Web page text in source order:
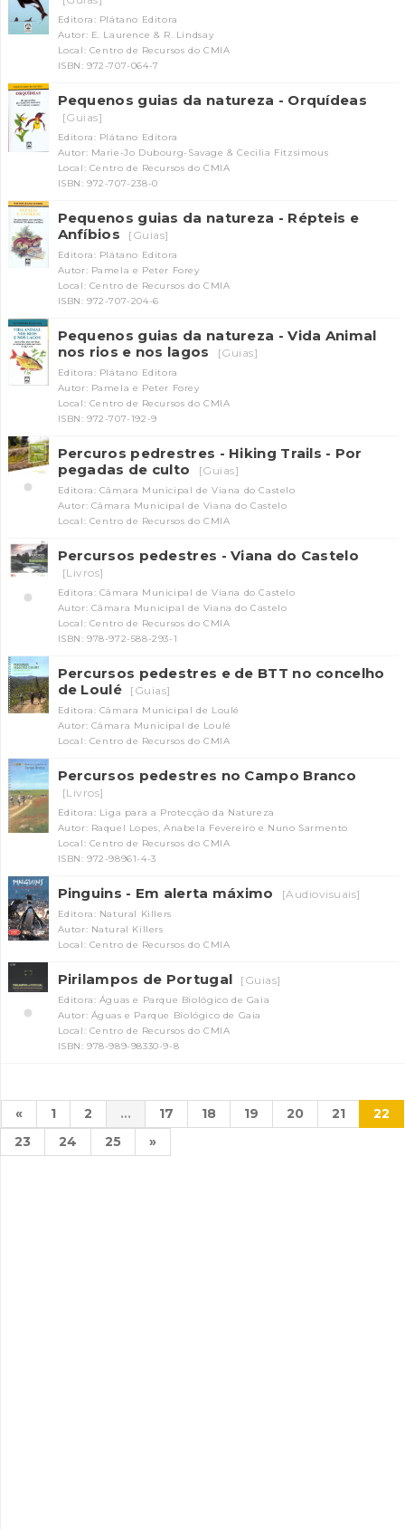
Editora: Plátano Editora
Autor: E. Laurence & R. Lindsay
Local: Centro de Recursos do CMIA
ISBN: 972-707-064-7
Pequenos guias da natureza - Orquídeas
[Guias]
Editora: Plátano Editora
Autor: Marie-Jo Dubourg-Savage & Cecilia Fitzsimous
Local: Centro de Recursos do CMIA
ISBN: 972-707-238-0
Pequenos guias da natureza - Répteis e
Anfíbios
[Guias]
Editora: Plátano Editora
Autor: Pamela e Peter Forey
Local: Centro de Recursos do CMIA
ISBN: 972-707-204-6
Pequenos guias da natureza - Vida Animal
nos rios e nos lagos
[Guias]
Editora: Plátano Editora
Autor: Pamela e Peter Forey
Local: Centro de Recursos do CMIA
ISBN: 972-707-192-9
Percuros pedrestres - Hiking Trails - Por
pegadas de culto
[Guias]
Editora: Câmara Municipal de Viana do Castelo
Autor: Câmara Municipal de Viana do Castelo
Local: Centro de Recursos do CMIA
Percursos pedestres - Viana do Castelo
[Livros]
Editora: Câmara Municipal de Viana do Castelo
Autor: Câmara Municipal de Viana do Castelo
Local: Centro de Recursos do CMIA
ISBN: 978-972-588-293-1
Percursos pedestres e de BTT no concelho
de Loulé
[Guias]
Editora: Câmara Municipal de Loulé
Autor: Câmara Municipal de Loulé
Local: Centro de Recursos do CMIA
Percursos pedestres no Campo Branco
[Livros]
Editora: Liga para a Protecção da Natureza
Autor: Raquel Lopes, Anabela Fevereiro e Nuno Sarmento
Local: Centro de Recursos do CMIA
ISBN: 972-98961-4-3
Pinguins - Em alerta máximo [Audiovisuais]
Editora: Natural Killers
Autor: Natural Killers
Local: Centro de Recursos do CMIA
Pirilampos de Portugal [Guias]
Editora: Águas e Parque Biológico de Gaia
Autor: Águas e Parque Biológico de Gaia
Local: Centro de Recursos do CMIA
ISBN: 978-989-98330-9-8
« 1 2 ... 17 18 19 20 21
22
23
24 25 »